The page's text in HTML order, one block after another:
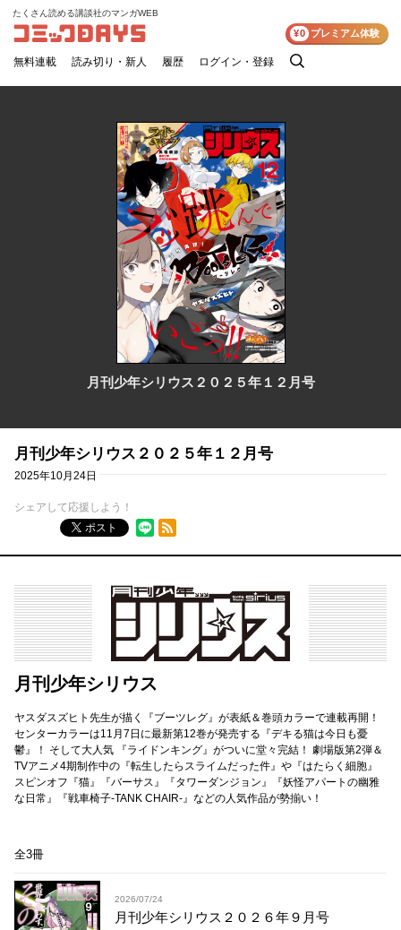
コミックDAYS
たくさん読める講談社のマンガWEB
無料連載 読み切り・新人 履歴 ログイン・登録
検
¥0 プレミアム体験
月刊少年シリウス２０２５年１２月号
月刊少年シリウス２０２５年１２月号
2025年10月24日
シェアして応援しよう！
ポスト
RSSフィード
月刊少年シリウス
ヤスダスズヒト先生が描く『ブーツレグ』が表紙＆巻頭カラーで連載再開！
センターカラーは11月7日に最新第12巻が発売する『デキる猫は今日も憂
鬱』！ そして大人気 『ライドンキング』がついに堂々完結！ 劇場版第2弾＆
TVアニメ4期制作中の『転生したらスライムだった件』や『はたらく細胞』
スピンオフ『猫』『バーサス』『タワーダンジョン』『妖怪アパートの幽雅
な日常』『戦車椅子-TANK CHAIR-』などの人気作品が勢揃い！
全3冊
2026/07/24
月刊少年シリウス２０２６年９月号